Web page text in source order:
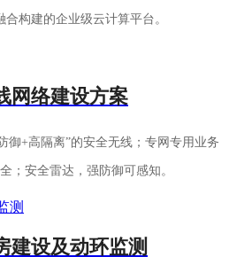
合构建的企业级云计算平台。
网络建设方案
御+高隔离”的安全无线；专网专用业务
；安全雷达，强防御可感知。
建设及动环监测